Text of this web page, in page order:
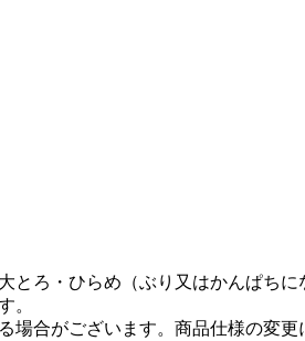
とろ・ひらめ（ぶり又はかんぱち
。
場合がございます。商品仕様の変更